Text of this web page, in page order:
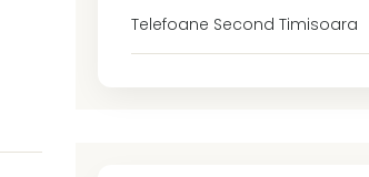
Telefoane Second Timisoara